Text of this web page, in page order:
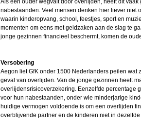
Als een ouder wegvalt door overlijden, heeft dit
nabestaanden. Veel mensen denken hier liever niet
waarin kinderopvang, school, feestjes, sport en
momenten om eens met geldzaken aan de slag te
jonge gezinnen financieel beschermt, komen de
Versobering
Aegon liet GfK onder 1500 Nederlanders peilen
geval van overlijden. Van de jonge gezinnen heeft
overlijdensrisicoverzekering. Eenzelfde percentage
voor hun nabestaanden, onder wie minderjarige
huidige vermogen voldoende is om een overlijden
overblijvende partner en de kinderen niet in